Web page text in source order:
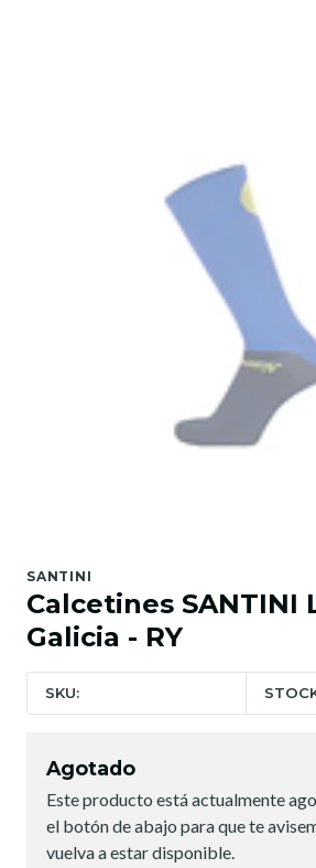
SANTINI
Calcetines SANTINI
Galicia - RY
SKU:
Agotado
Este producto está actualmente
el botón de abajo para que te
vuelva a estar disponible.